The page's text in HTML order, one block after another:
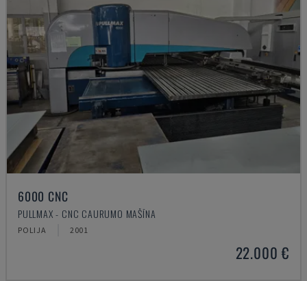
6000 CNC
PULLMAX - CNC CAURUMO MAŠĪNA
POLIJA 2001
22.000 €